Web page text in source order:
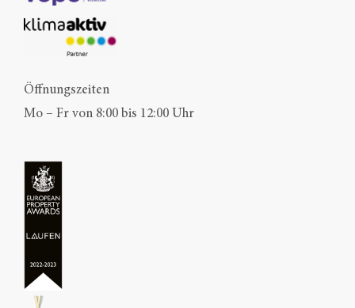
Öffnungszeiten
Mo – Fr von 8:00 bis 12:00 Uhr